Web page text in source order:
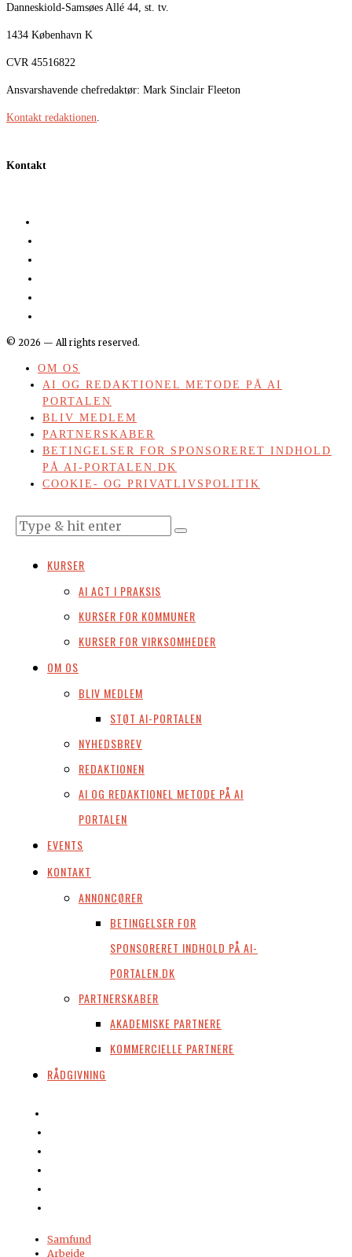
Danneskiold-Samsøes Allé 44, st. tv.
1434 København K
CVR 45516822
Ansvarshavende chefredaktør: Mark Sinclair Fleeton
Kontakt redaktionen
Kontakt
© 2026 — All rights reserved.
OM OS
AI OG REDAKTIONEL METODE PÅ AI
PORTALEN
BLIV MEDLEM
PARTNERSKABER
BETINGELSER FOR SPONSORERET INDHOLD
PÅ AI-PORTALEN.DK
COOKIE- OG PRIVATLIVSPOLITIK
KURSER
AI ACT I PRAKSIS
KURSER FOR KOMMUNER
KURSER FOR VIRKSOMHEDER
OM OS
BLIV MEDLEM
STØT AI-PORTALEN
NYHEDSBREV
REDAKTIONEN
AI OG REDAKTIONEL METODE PÅ AI
PORTALEN
EVENTS
KONTAKT
ANNONCØRER
BETINGELSER FOR
SPONSORERET INDHOLD PÅ AI-
PORTALEN.DK
PARTNERSKABER
AKADEMISKE PARTNERE
KOMMERCIELLE PARTNERE
RÅDGIVNING
Samfund
Arbejde